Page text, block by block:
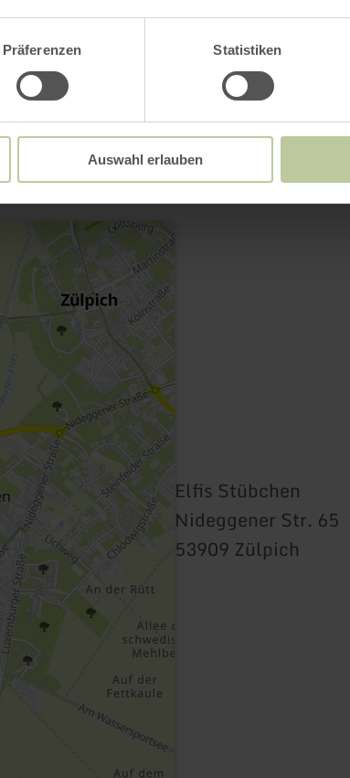
Präferenzen Statistiken
Auswahl erlauben
Contact
Elfis Stübchen
Nideggener Str. 65
53909 Zülpich